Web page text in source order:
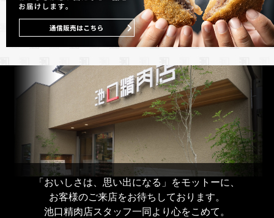
「おいしさは、思い出になる」をモットーに、
お客様のご来店をお待ちしております。
池口精肉店スタッフ一同より心をこめて。